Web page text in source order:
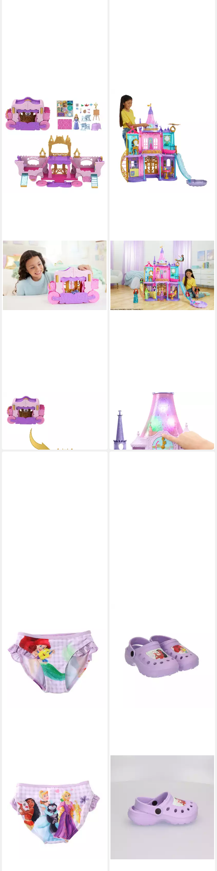
DISNEY PRINCESS
Spielwelt Disney Prinzessin
ab 39,90 €
in 2-3 Werktagen bei dir
DISNEY PRINCESS
Puppenhaus Disney
Prinzessin
189,90 €
in 2-3 Werktagen bei dir